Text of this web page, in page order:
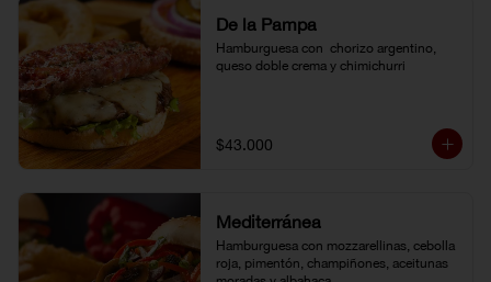
De la Pampa
Hamburguesa con  chorizo argentino,
queso doble crema y chimichurri
$43.000
Mediterránea
Hamburguesa con mozzarellinas, cebolla
roja, pimentón, champiñones, aceitunas